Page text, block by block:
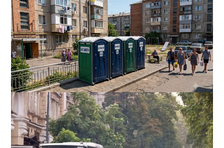
Одесса может остаться без воды и канализации:
эксперт предупредил о худшем сценарии
2
07-08-2026 в 17:19